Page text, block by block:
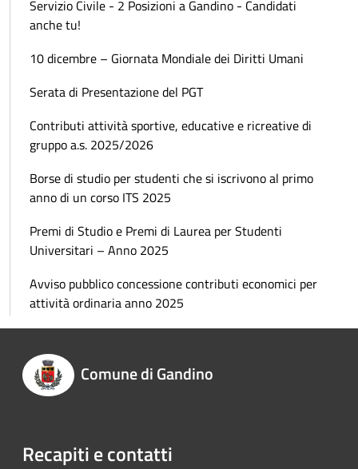
Servizio Civile - 2 Posizioni a Gandino - Candidati
anche tu!
10 dicembre – Giornata Mondiale dei Diritti Umani
Serata di Presentazione del PGT
Contributi attività sportive, educative e ricreative di
gruppo a.s. 2025/2026
Borse di studio per studenti che si iscrivono al primo
anno di un corso ITS 2025
Premi di Studio e Premi di Laurea per Studenti
Universitari – Anno 2025
Avviso pubblico concessione contributi economici per
attività ordinaria anno 2025
Comune di Gandino
Recapiti e contatti